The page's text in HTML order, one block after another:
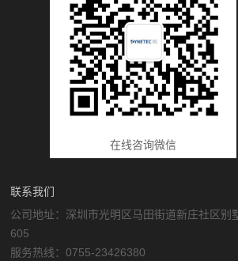
在线咨询微信
联系我们
公司地址：深圳市光明区马田街道新庄社区别
605
服务热线：0755-23426380